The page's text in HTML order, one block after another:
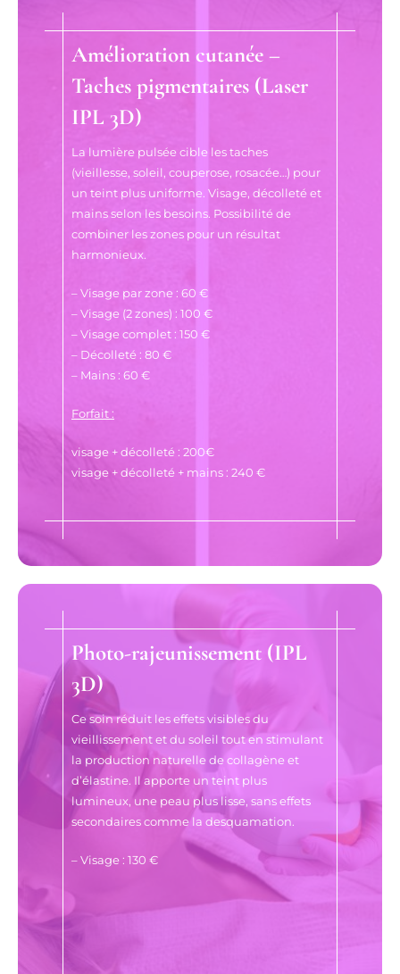
Amélioration cutanée –
Taches pigmentaires (Laser
IPL 3D)
La lumière pulsée cible les taches
(vieillesse, soleil, couperose, rosacée…) pour
un teint plus uniforme. Visage, décolleté et
mains selon les besoins. Possibilité de
combiner les zones pour un résultat
harmonieux.
– Visage par zone : 60 €
– Visage (2 zones) : 100 €
– Visage complet : 150 €
– Décolleté : 80 €
– Mains : 60 €
Forfait :
visage + décolleté : 200€
visage + décolleté + mains : 240 €
Photo-rajeunissement (IPL
3D)
Ce soin réduit les effets visibles du
vieillissement et du soleil tout en stimulant
la production naturelle de collagène et
d’élastine. Il apporte un teint plus
lumineux, une peau plus lisse, sans effets
secondaires comme la desquamation.
– Visage : 130 €